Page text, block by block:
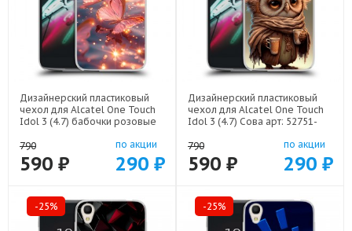
Дизайнерский пластиковый
чехол для Alcatel One Touch
Idol 3 (4.7) бабочки розовые
790
590 ₽
по акции
290 ₽
Дизайнерский пластиковый
чехол для Alcatel One Touch
Idol 3 (4.7) Сова арт: 52751-
790
590 ₽
по акции
290 ₽
-25% -25%